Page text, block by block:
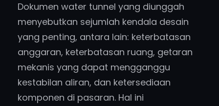
Dokumen water tunnel yang diunggah
menyebutkan sejumlah kendala desain
yang penting, antara lain: keterbatasan
anggaran, keterbatasan ruang, getaran
mekanis yang dapat mengganggu
kestabilan aliran, dan ketersediaan
komponen di pasaran. Hal ini